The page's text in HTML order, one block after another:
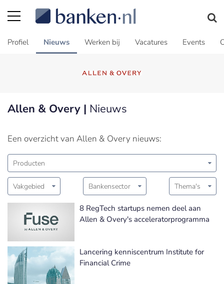
Profiel Nieuws Werken bij Vacatures Events
Allen & Overy | Nieuws
Een overzicht van Allen & Overy nieuws:
Producten
Vakgebied Bankensector Thema's
8 RegTech startups nemen deel aan
Allen & Overy's acceleratorprogramma
Lancering kenniscentrum Institute for
Financial Crime